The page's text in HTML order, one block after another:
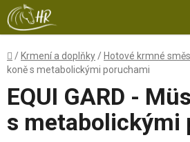
Přejít
na
obsah
Domů
/ Krmení a doplňky / Hotové krmné
koně s metabolickými poruchami
EQUI GARD -
s metabolickými